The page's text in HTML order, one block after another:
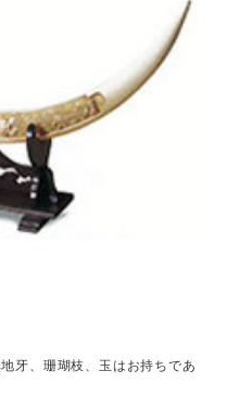
牙、珊瑚枝、玉はお持ちであ